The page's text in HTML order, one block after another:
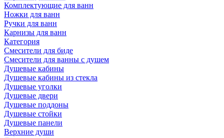
Комплектующие для ванн
Ножки для ванн
Ручки для ванн
Карнизы для ванн
Категория
Смесители для биде
Смесители для ванны с душем
Душевые кабины
Душевые кабины из стекла
Душевые уголки
Душевые двери
Душевые поддоны
Душевые стойки
Душевые панели
Верхние души